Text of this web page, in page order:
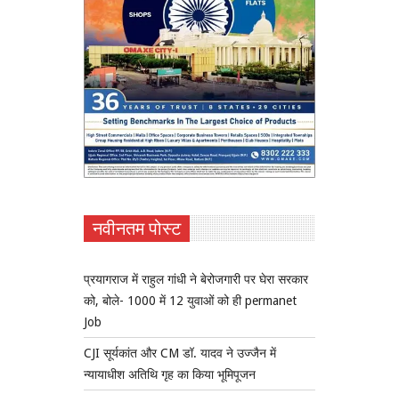
नवीनतम पोस्ट
प्रयागराज में राहुल गांधी ने बेरोजगारी पर घेरा सरकार
को, बोले- 1000 में 12 युवाओं को ही permanet
Job
CJI सूर्यकांत और CM डॉ. यादव ने उज्जैन में
न्यायाधीश अतिथि गृह का किया भूमिपूजन